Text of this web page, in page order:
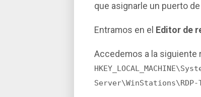
que asignarle un puerto
Entramos en el Editor de
Accedemos a la siguiente
Server\WinStations\RDP-